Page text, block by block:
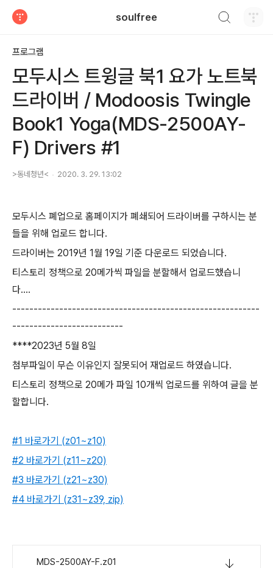
soulfree
프로그램
모두시스 트윙글 북1 요가 노트북
드라이버 / Modoosis Twingle
Book1 Yoga(MDS-2500AY-
F) Drivers #1
>동네청년< 2020. 3. 29. 13:02
모두시스 폐업으로 홈페이지가 폐쇄되어 드라이버를 구하시는 분
들을 위해 업로드 합니다.
드라이버는 2019년 1월 19일 기준 다운로드 되었습니다.
티스토리 정책으로 20메가씩 파일을 분할해서 업로드했습니
다....
----------------------------------------------------------
--------------------------
****2023년 5월 8일
첨부파일이 무슨 이유인지 잘못되어 재업로드 하였습니다.
티스토리 정책으로 20메가 파일 10개씩 업로드를 위하여 글을 분
할합니다.
#1 바로가기 (z01~z10)
#2 바로가기 (z11~z20)
#3 바로가기 (z21~z30)
#4 바로가기 (z31~z39, zip)
MDS-2500AY-F.z01